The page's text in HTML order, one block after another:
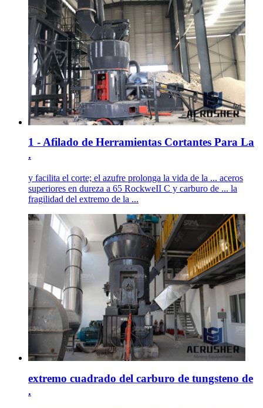
1 - Afilado de Herramientas Cortantes Para La
.
y facilita el corte; el azufre prolonga la vida de la ... aceros
superiores en dureza a 65 RockweII C y carburo de ... la
fragilidad del extremo de la ...
extremo cuadrado del carburo de tungsteno de
.